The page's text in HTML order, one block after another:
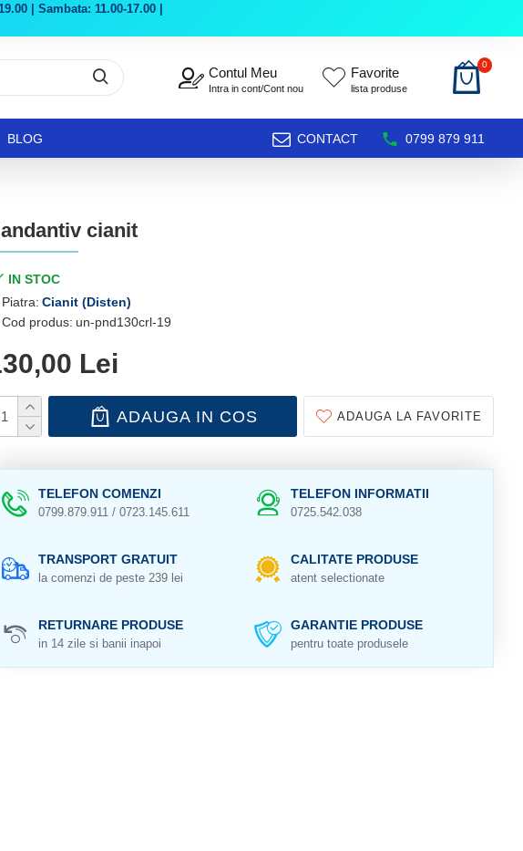
| Sambata: 11.00-17.00 |
Contul Meu
Intra in cont/Cont nou
Favorite
lista produse
0
BLOG CONTACT 0799 879 911
cianit
IN STOC
Piatra: Cianit (Disten)
Cod produs: un-pnd130crl-19
Lei
ADAUGA IN COS ADAUGA LA FAVORITE
TELEFON COMENZI
0799.879.911 / 0723.145.611
TELEFON INFORMATII
0725.542.038
TRANSPORT GRATUIT
la comenzi de peste 239 lei
CALITATE PRODUSE
atent selectionate
RETURNARE PRODUSE
in 14 zile si banii inapoi
GARANTIE PRODUSE
pentru toate produsele